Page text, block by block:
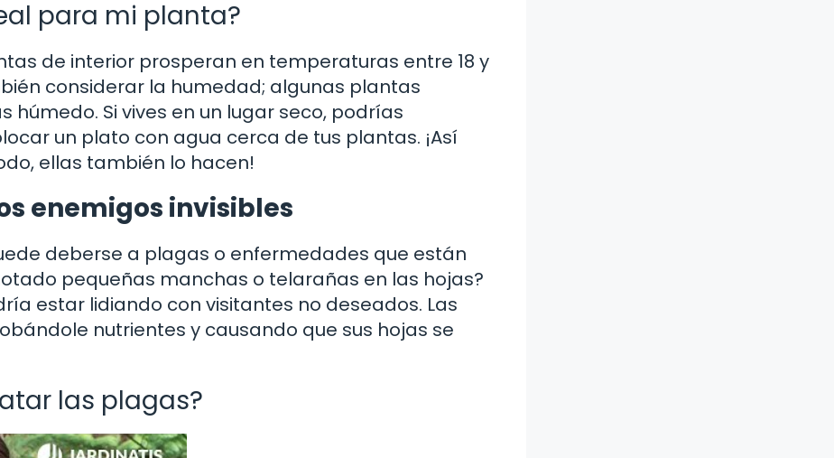
para mi planta?
de interior prosperan en temperaturas entre 18 y
considerar la humedad; algunas plantas
Si vives en un lugar seco, podrías
un plato con agua cerca de tus plantas. ¡Así
ellas también lo hacen!
enemigos invisibles
deberse a plagas o enfermedades que están
pequeñas manchas o telarañas en las hojas?
estar lidiando con visitantes no deseados. Las
nutrientes y causando que sus hojas se
las plagas?